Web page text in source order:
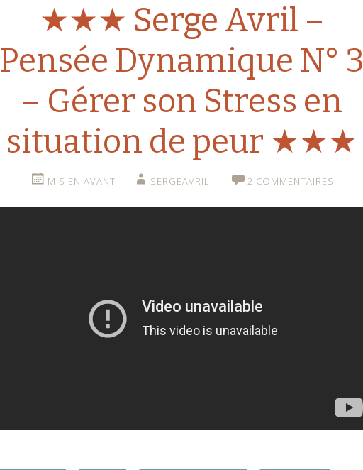
★★★ Serge Avril –
Pensée Dynamique N° 3
– Gérer son Stress en
situation de peur ★★★
MIS EN AVANT SERGEAVRIL 2 COMMENTAIRES